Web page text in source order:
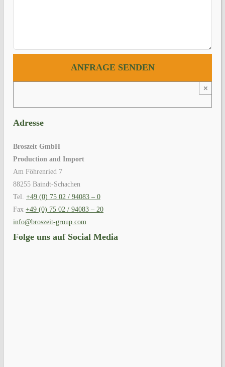
×
Adresse
Broszeit GmbH
Production and Import
Am Föhrenried 7
88255 Baindt-Schachen
Tel. +49 (0) 75 02 / 94083 – 0
Fax +49 (0) 75 02 / 94083 – 20
info@broszeit-group.com
Folge uns auf Social Media